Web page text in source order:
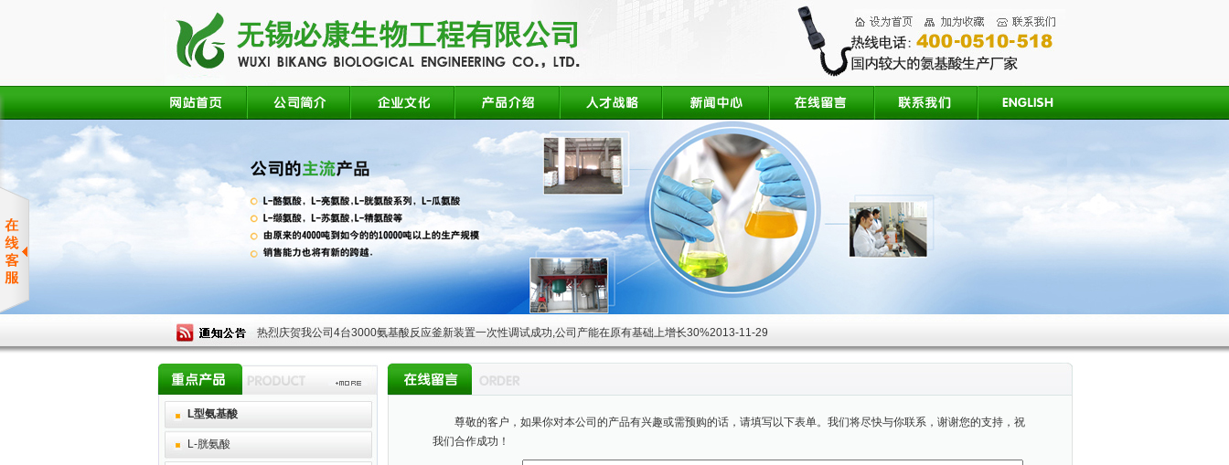
热烈庆贺我公司4台3000氨基酸反应釜新装置一次性调试成功,公司产能在原有基础上增长30%2013-11-29
L型氨基酸
L-胱氨酸
尊敬的客户，如果你对本公司的产品有兴趣或需预购的话，请填写以下表单。我们将尽快与你联系，谢谢您的支持，祝
我们合作成功！